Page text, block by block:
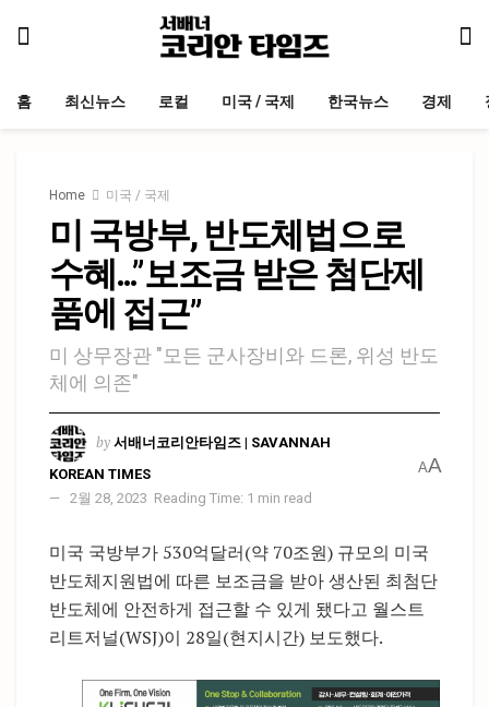
홈 최신뉴스 로컬 미국 / 국제 한국뉴스 경제
Home 미국 / 국제
미 국방부, 반도체법으로
수혜…”보조금 받은 첨단제
품에 접근”
미 상무장관 "모든 군사장비와 드론, 위성 반도
체에 의존"
by 서배너코리안타임즈 | SAVANNAH
KOREAN TIMES
2월 28, 2023 Reading Time: 1 min read
AA
미국 국방부가 530억달러(약 70조원) 규모의 미국
반도체지원법에 따른 보조금을 받아 생산된 최첨단
반도체에 안전하게 접근할 수 있게 됐다고 월스트
리트저널(WSJ)이 28일(현지시간) 보도했다.